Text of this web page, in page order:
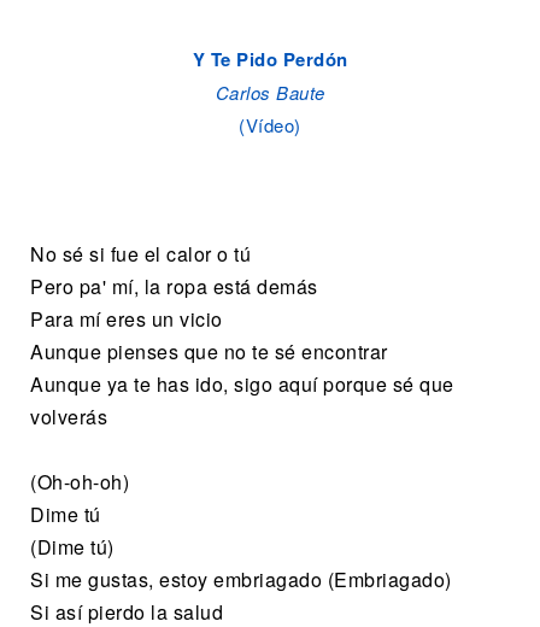
Y Te Pido Perdón
Carlos Baute
(Vídeo)
No sé si fue el calor o tú
Pero pa' mí, la ropa está demás
Para mí eres un vicio
Aunque pienses que no te sé encontrar
Aunque ya te has ido, sigo aquí porque sé que
volverás
(Oh-oh-oh)
Dime tú
(Dime tú)
Si me gustas, estoy embriagado (Embriagado)
Si así pierdo la salud